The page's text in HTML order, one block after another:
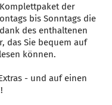
der
bis Sonntags die
des enthaltenen
das Sie bequem auf
können.
- und auf einen